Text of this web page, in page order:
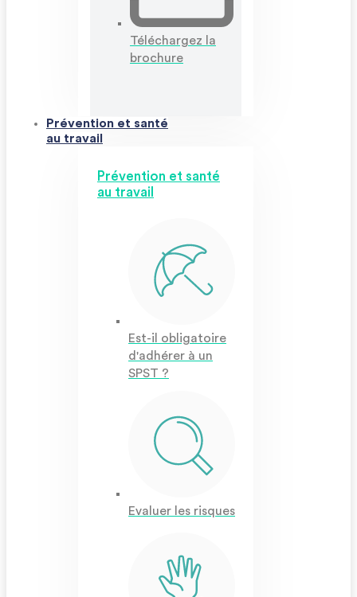
Téléchargez la
brochure
Prévention et santé
au travail
Prévention et santé
au travail
Est-il obligatoire
d'adhérer à un
SPST ?
Evaluer les risques